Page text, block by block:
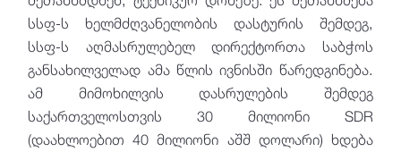
სსფ-ს ხელმძღვანელობის დასტურის შემდეგ,
სსფ-ს აღმასრულებელ დირექტორთა საბჭოს
განსახილველად ამა წლის ივნისში წარედგინება.
ამ მიმოხილვის დასრულების შემდეგ
საქართველოსთვის 30 მილიონი SDR
(დაახლოებით 40 მილიონი აშშ დოლარი) ხდება